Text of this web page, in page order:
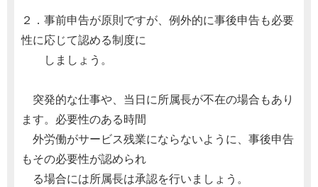
２．事前申告が原則ですが、例外的に事後申告も必要
性に応じて認める制度に
しましょう。
突発的な仕事や、当日に所属長が不在の場合もあり
ます。必要性のある時間
外労働がサービス残業にならないように、事後申告
もその必要性が認められ
る場合には所属長は承認を行いましょう。